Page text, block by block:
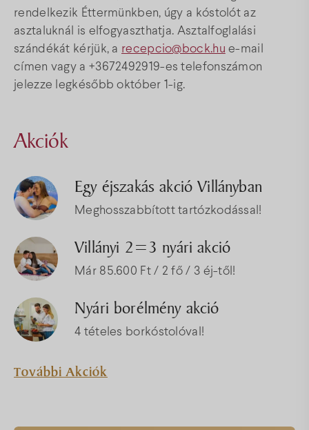
rendelkezik Éttermünkben, úgy a kóstolót az
asztaluknál is elfogyaszthatja. Asztalfoglalási
szándékát kérjük, a recepcio@bock.hu e-mail
címen vagy a +3672492919-es telefonszámon
jelezze legkésőbb október 1-ig.
Akciók
Egy éjszakás akció Villányban
Meghosszabbított tartózkodással!
Villányi 2=3 nyári akció
Már 85.600 Ft / 2 fő / 3 éj-től!
Nyári borélmény akció
4 tételes borkóstolóval!
További Akciók